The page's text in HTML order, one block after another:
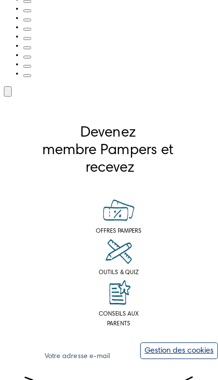
Devenez
membre Pampers et
recevez
OFFRES PAMPERS
OUTILS & QUIZ
CONSEILS AUX
PARENTS
Votre adresse e-mail
Gestion des cookies